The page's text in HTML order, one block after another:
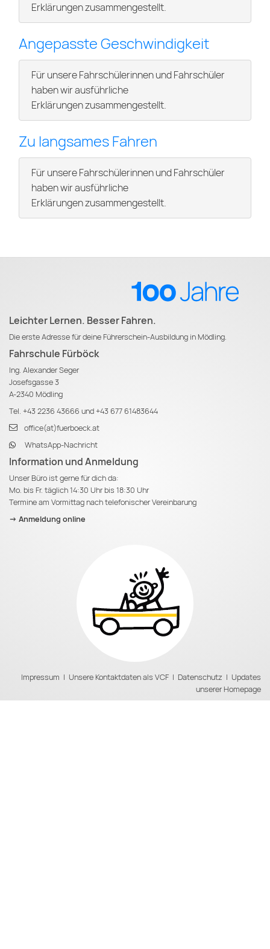
Erklärungen zusammengestellt.
Angepasste Geschwindigkeit
Für unsere Fahrschülerinnen und Fahrschüler
haben wir ausführliche
Erklärungen zusammengestellt.
Zu langsames Fahren
Für unsere Fahrschülerinnen und Fahrschüler
haben wir ausführliche
Erklärungen zusammengestellt.
Leichter Lernen. Besser Fahren.
Die erste Adresse für deine Führerschein-Ausbildung in Mödling.
Fahrschule Fürböck
Ing. Alexander Seger
Josefsgasse 3
A-2340 Mödling
Tel. +43 2236 43666 und+43 677 61483644
office(at)fuerboeck.at
WhatsApp-Nachricht
Information und Anmeldung
Unser Büro ist gerne für dich da:
Mo. bis Fr. täglich 14:30 Uhr bis 18:30 Uhr
Termine am Vormittag nach telefonischer Vereinbarung
-> Anmeldung online
Impressum | Unsere Kontaktdaten als VCF | Datenschutz | Updates
unserer Homepage